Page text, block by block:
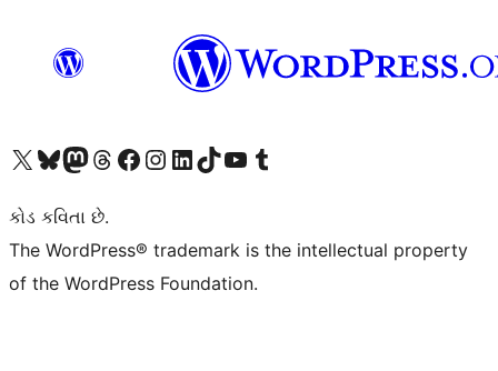
અમારા X (અગાઉ ટ્વિટર) એકાઉન્ટની મુલાકાત લોઅમારા Bluesky એકાઉન્ટની મુલાકાત લોઅમારા માસ્ટોડોન એકાઉન્ટની મુલાકાત લોઅમારા Threads એકાઉન્ટની મુલાકાત લો અમારા ફેસબુક પેજની મુલાકાત લોઅમારા ઇન્સ્ટાગ્રામ એકાઉન્ટની મુલાકાત લો અમારા LinkedIn એકાઉન્ટની મુલાકાત લોઅમારા TikTok એકાઉન્ટની મુલાકાત લોઅમારી YouTube ચેનલની મુલાકાત લો અમારા Tumblr એકાઉન્ટની મુલાકાત લો
કોડ કવિતા છે.
The WordPress® trademark is the intellectual property
of the WordPress Foundation.